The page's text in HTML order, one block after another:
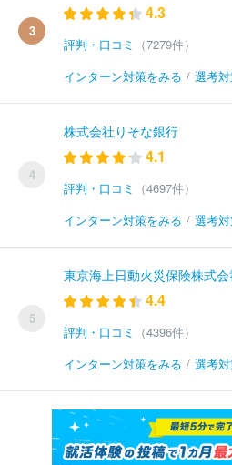
3
4.3
評判・口コミ
（7279件）
インターン対策をみる / 選考
4
株式会社りそな銀行
4.1
評判・口コミ
（4697件）
インターン対策をみる / 選考
5
東京海上日動火災保険株式会
4.4
評判・口コミ
（4396件）
インターン対策をみる / 選考